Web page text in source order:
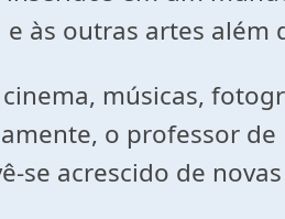
às outras artes além
músicas,
o professor
acrescido de